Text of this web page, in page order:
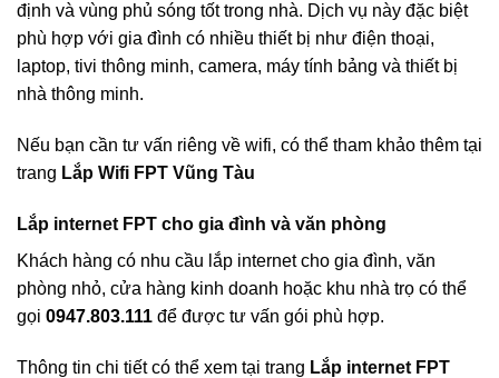
định và vùng phủ sóng tốt trong nhà. Dịch vụ này đặc biệt
phù hợp với gia đình có nhiều thiết bị như điện thoại,
laptop, tivi thông minh, camera, máy tính bảng và thiết bị
nhà thông minh.
Nếu bạn cần tư vấn riêng về wifi, có thể tham khảo thêm tại
trang Lắp Wifi FPT Vũng Tàu
Lắp internet FPT cho gia đình và văn phòng
Khách hàng có nhu cầu lắp internet cho gia đình, văn
phòng nhỏ, cửa hàng kinh doanh hoặc khu nhà trọ có thể
gọi 0947.803.111 để được tư vấn gói phù hợp.
Thông tin chi tiết có thể xem tại trang Lắp internet FPT